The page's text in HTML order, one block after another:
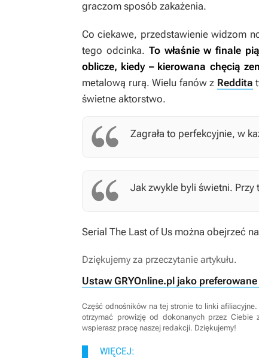
graczom sposób zakażenia.
Co ciekawe, przedstawienie widzom
tego odcinka. To właśnie w finale
oblicze, kiedy – kierowana chęcią
metalową rurą. Wielu fanów z Reddita
świetne aktorstwo.
Zagrała to perfekcyjnie, w
Jak zwykle byli świetni. Przy
Serial The Last of Us można obejrzeć
Dziękujemy za przeczytanie artykułu.
Ustaw GRYOnline.pl jako
Część odnośników na tej stronie to linki
otrzymać prowizję od dokonanych przez Ciebie
wspierasz pracę naszej redakcji. Dziękujemy!
WIĘCEJ: